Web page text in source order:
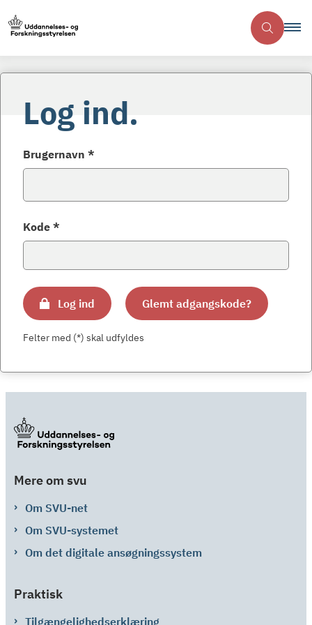
Log ind.
Brugernavn *
Kode *
Log ind Glemt adgangskode?
Felter med (*) skal udfyldes
Mere om svu
Om SVU-net
Om SVU-systemet
Om det digitale ansøgningssystem
Praktisk
Tilgængelighedserklæring